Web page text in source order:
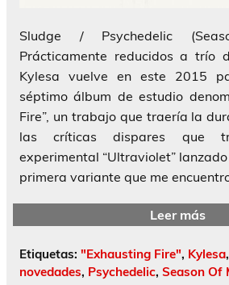
Sludge / Psychedelic
Prácticamente reducidos a trío
Kylesa vuelve en este 2015
séptimo álbum de estudio
Fire”, un trabajo que traería la
las críticas dispares que
experimental “Ultraviolet”
primera variante que me
Leer más
Etiquetas: "Exhausting Fire", Kylesa,
novedades, Psychedelic, Season Of